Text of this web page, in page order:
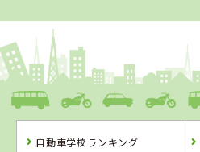
がまごおり自動車学校
愛知県 茨城県
自動車学校ランキング